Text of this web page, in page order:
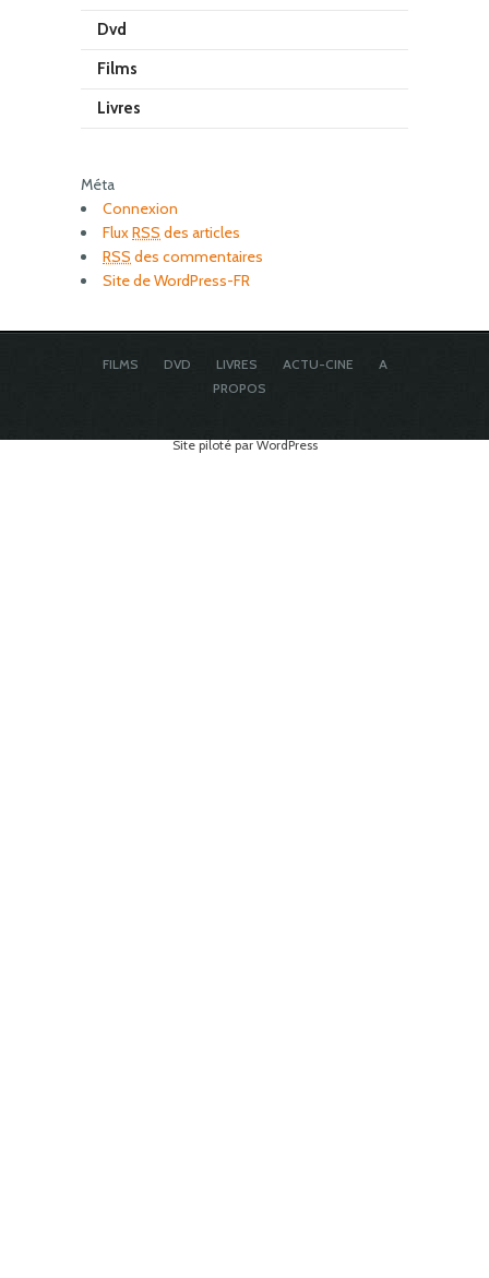
Dvd
Films
Livres
Méta
Connexion
FluxRSS des articles
RSS des commentaires
Site de WordPress-FR
FILMS DVD LIVRES ACTU-CINE
A
PROPOS
Site piloté par WordPress